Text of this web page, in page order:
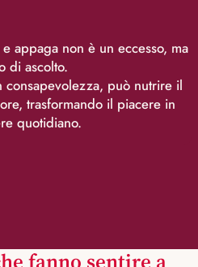
appaga non è un eccesso, ma
di ascolto.
può nutrire il
trasformando il piacere in
quotidiano.
fanno sentire a